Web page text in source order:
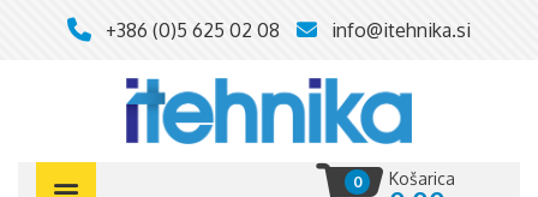
+386 (0)5 625 02 08 info@itehnika.si
Košarica
0